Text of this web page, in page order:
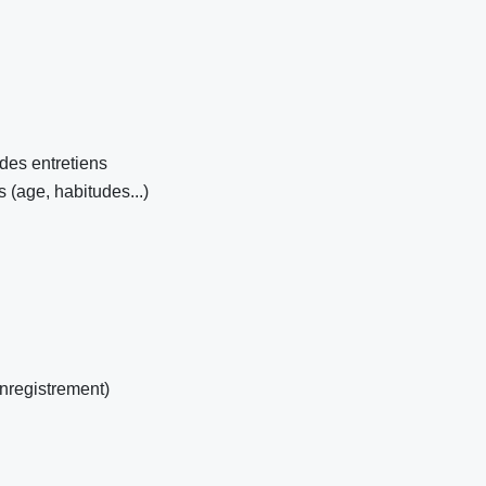
entretiens
(age, habitudes...)